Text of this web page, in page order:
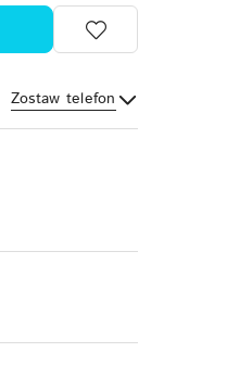
Zostaw telefon
Wyślij